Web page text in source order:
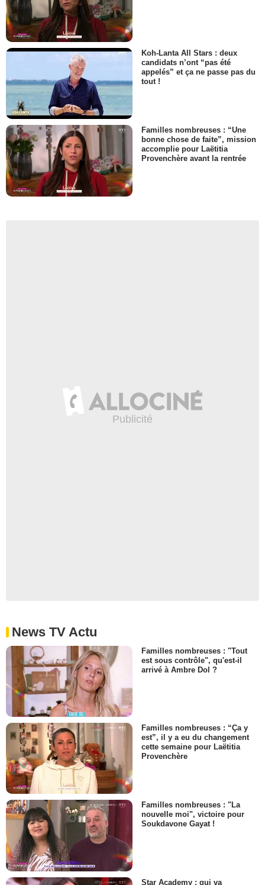
Koh-Lanta All Stars : deux
candidats n’ont “pas été
appelés” et ça ne passe pas du
tout !
Familles nombreuses : “Une
bonne chose de faite”, mission
accomplie pour Laëtitia
Provenchère avant la rentrée
News TV Actu
Familles nombreuses : "Tout
est sous contrôle", qu'est-il
arrivé à Ambre Dol ?
Familles nombreuses : “Ça y
est”, il y a eu du changement
cette semaine pour Laëtitia
Provenchère
Familles nombreuses : "La
nouvelle moi", victoire pour
Soukdavone Gayat !
Star Academy : qui va